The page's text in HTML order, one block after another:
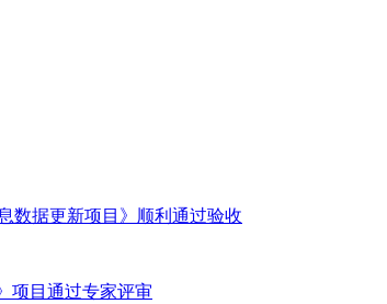
数据更新项目》顺利通过验收
项目通过专家评审